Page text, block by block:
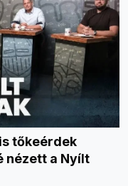
tőkeérdek
nézett a Nyílt